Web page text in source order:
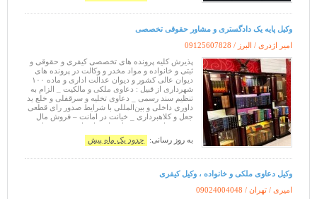
وکیل پایه یک دادگستری و مشاور حقوقی تخصصی
امیر اژدری / البرز / 09125607828
پذیرش کلیه پرونده های تخصصی کیفری و حقوقی و
ثبتی و خانواده و مواد مخدر و وکالت در پرونده های
دیوان عالی کشور و دیوان عدالت اداری و ماده ۱۰۰
شهرداری از قبیل : دعاوی ملکی و مالکیت _ الزام به
تنظیم سند رسمی _ دعاوی تخلیه و سرقفلی و خلع ید
داوری داخلی و بین‌المللی با شرایط صدور رای قطعی
جعل و کلاهبرداری _ خیانت در امانت – فروش مال
غیر _ مواد مخدر _ جعل و استفاده از سند مجعول
انجام کلیه دعاوی حقو
به روز رسانی: حدود یک ماه پیش
وکیل دعاوی ملکی و خانواده ، وکیل کیفری
امیری / تهران / 09024004048